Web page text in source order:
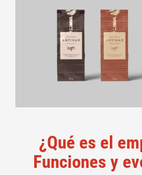
¿Qué es el
Funciones y